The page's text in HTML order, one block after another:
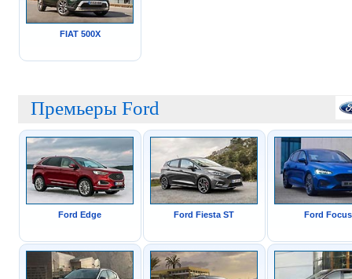
FIAT 500X
Премьеры Ford
Ford Edge Ford Fiesta ST Ford Focus